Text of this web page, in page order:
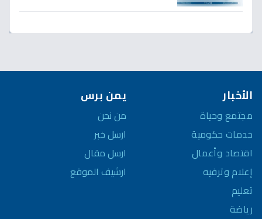
الأخبار
مجتمع وحياة
خدمات حكومية
اقتصاد وأعمال
إعلام وترفيه
تعليم
رياضة
يمن برس
من نحن
ارسل خبر
ارسل مقال
ارشيف الموقع